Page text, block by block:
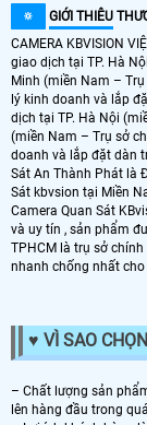
🔅
GIỚI THIÊU
CAMERA KBVISION
giao dịch tại TP. Hà
Minh (miền Nam –
lý kinh doanh và lắp
dịch tại TP. Hà Nội
(miền Nam – Trụ sở
doanh và lắp đặt dàn
Sát An Thành Phát là
Sát kbvsion tại Miền
Camera Quan Sát
và uy tín , sản phẩm
TPHCM là trụ sở
nhanh chống nhất
♥️ VÌ SAO
– Chất lượng sản
lên hàng đầu trong